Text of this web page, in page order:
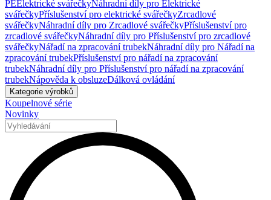
PEElektrické svářečkyNáhradní díly pro Elektrické
svářečkyPříslušenství pro elektrické svářečkyZrcadlové
svářečkyNáhradní díly pro Zrcadlové svářečkyPříslušenství pro
zrcadlové svářečkyNáhradní díly pro Příslušenství pro zrcadlové
svářečkyNářadí na zpracování trubekNáhradní díly pro Nářadí na
zpracování trubekPříslušenství pro nářadí na zpracování
trubekNáhradní díly pro Příslušenství pro nářadí na zpracování
trubekNápověda k obsluzeDálková ovládání
Kategorie výrobků
Koupelnové série
Novinky